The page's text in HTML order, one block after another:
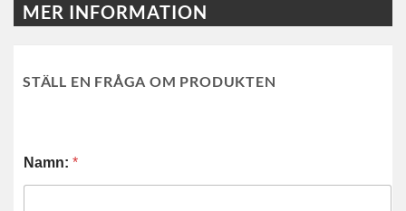
MER INFORMATION
STÄLL EN FRÅGA OM PRODUKTEN
Namn: *